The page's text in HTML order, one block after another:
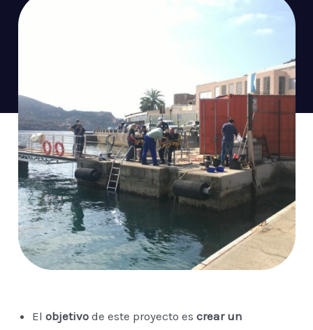
El objetivo de este proyecto es crear un